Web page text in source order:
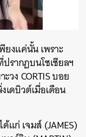
งแค่นั้น เพราะ
ากฏบนโซเชียลฯ
วง CORTIS บอย
เดบิวต์เมื่อเดือน
ด้แก่ เจมส์ (JAMES)